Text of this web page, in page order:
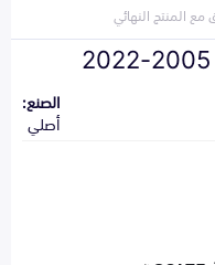
مع المنتج النهائي
الصنع:
أصلي